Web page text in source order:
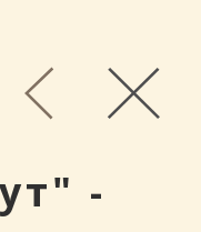
-